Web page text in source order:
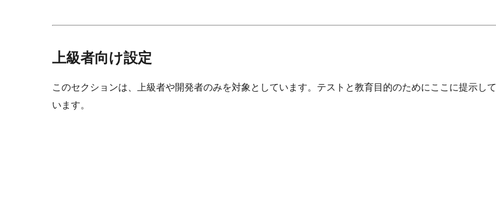
上級者向け設定
このセクションは、上級者や開発者のみを対象としています。テストと教育目的のためにここに提示して
います。